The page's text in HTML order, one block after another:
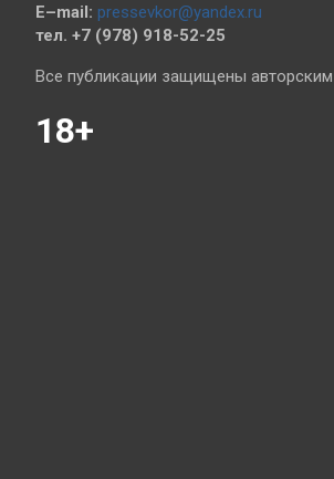
E–mail: pressevkor@yandex.ru
тел. +7 (978) 918-52-25
Все публикации защищены
18+